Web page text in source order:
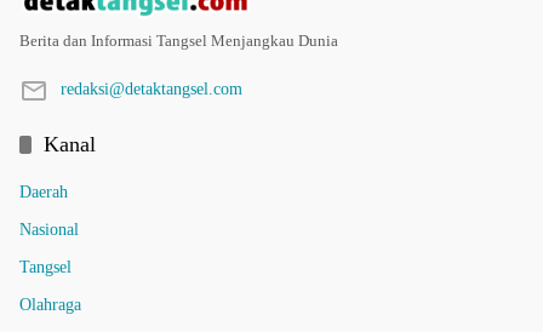
Berita dan Informasi Tangsel Menjangkau Dunia
redaksi@detaktangsel.com
Kanal
Daerah
Nasional
Tangsel
Olahraga